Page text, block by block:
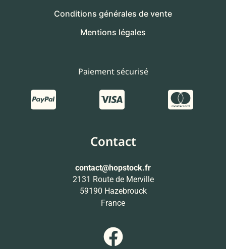
Conditions générales de vente
Mentions légales
Paiement sécurisé
Contact
contact@hopstock.fr
2131 Route de Merville
59190 Hazebrouck
France